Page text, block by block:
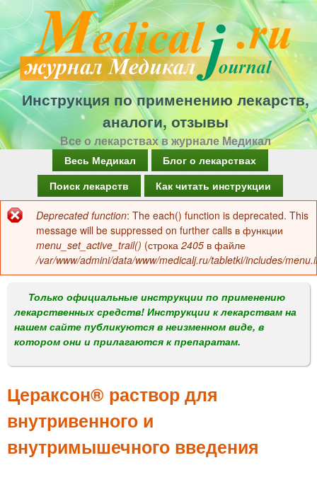
Перейти
к
основному
содержанию
Инструкция по применению лекарств,
аналоги, отзывы
Все о лекарствах в журнале Медикал
а
в
о
м
е
н
Весь Медикал
Блог о лекарствах
Поиск лекарств
Как читать инструкции
Сообщение
об
ошибке
Deprecated function: The each() function is deprecated. This
message will be suppressed on further calls в функции
menu_set_active_trail() (строка 2405 в файле
/var/www/admini/data/www/medicalj.ru/tabletki/includes/
Только официальные инструкции по применению
лекарственных средств! Инструкции к лекарствам на
нашем сайте публикуются в неизменном виде, в
котором они и прилагаются к препаратам.
Цераксон® раствор для
внутривенного и
внутримышечного введения